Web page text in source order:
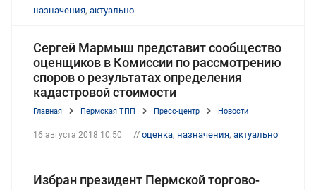
назначения, актуально
Сергей Мармыш представит сообщество
оценщиков в Комиссии по рассмотрению
споров о результатах определения
кадастровой стоимости
Главная Пермская ТПП Пресс-центр Новости
16 августа 2018 10:50 // оценка, назначения, актуально
Избран президент Пермской торгово-